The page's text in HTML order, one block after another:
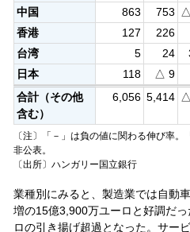
中国
863 753
香港
127 226
台湾
5 24
日本
118 △ 9
合計（その他
含む）
6,056 5,414
〔注〕「－」は負の値に関わる伸び率
非公表。
〔出所〕ハンガリー国立銀行
業種別にみると、製造業では自動
増の15億3,900万ユーロと好調だ
ロの引き揚げ超過となった。サー